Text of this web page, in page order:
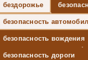
бездорожье
безопасность
безопасность вождения
безопасность дороги